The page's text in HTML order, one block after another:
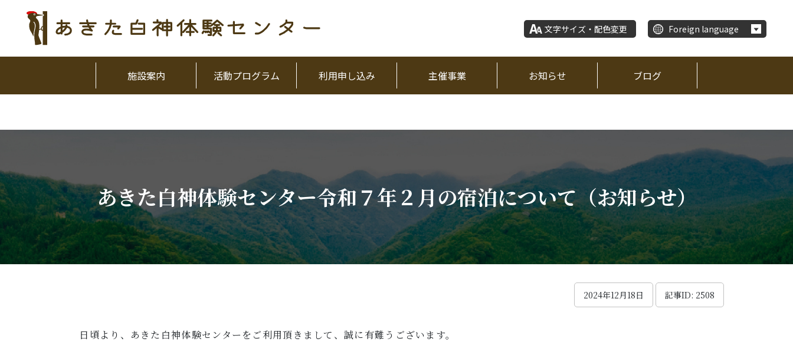
文字サイズ・配色変更 Foreign language
施設案内 活動プログラム 利用申し込み 主催事業 お知らせ ブログ
あきた白神体験センター令和７年２月の宿泊について（お知らせ）
2024年12月18日 記事ID: 2508
日頃より、あきた白神体験センターをご利用頂きまして、誠に有難うございます。